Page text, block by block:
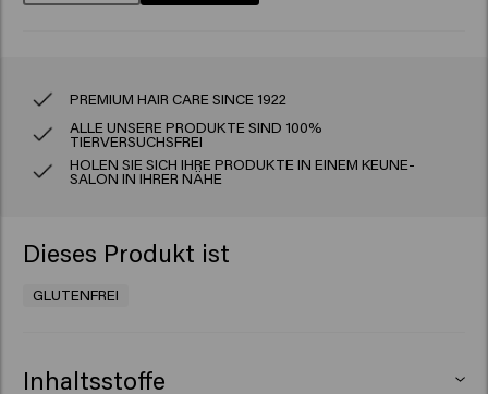
PREMIUM HAIR CARE SINCE 1922
ALLE UNSERE PRODUKTE SIND 100%
TIERVERSUCHSFREI
HOLEN SIE SICH IHRE PRODUKTE IN EINEM KEUNE-
SALON IN IHRER NÄHE
Dieses Produkt ist
GLUTENFREI
Inhaltsstoffe